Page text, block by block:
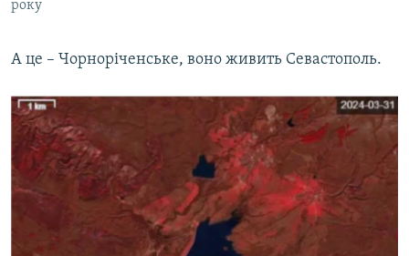
року
А це – Чорноріченське, воно живить Севастополь.